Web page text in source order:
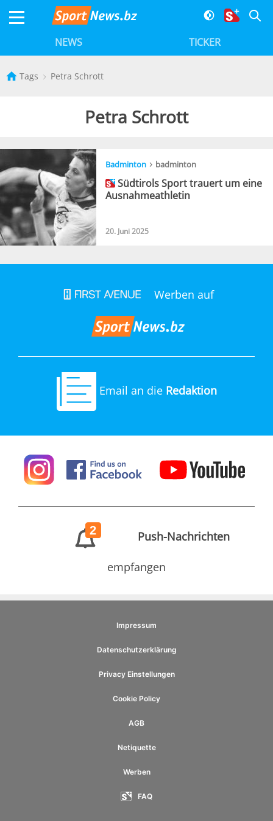
NEWS TICKER
Tags Petra Schrott
Petra Schrott
Badminton › badminton
Südtirols Sport trauert um eine
Ausnahmeathletin
20. Juni 2025
Werben auf
Email an die Redaktion
2 Push-Nachrichten
empfangen
Impressum
Datenschutzerklärung
Privacy Einstellungen
Cookie Policy
AGB
Netiquette
Werben
FAQ